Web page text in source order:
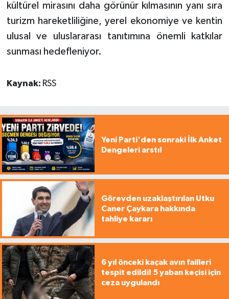
kültürel mirasını daha görünür kılmasının yanı sıra
turizm hareketliliğine, yerel ekonomiye ve kentin
ulusal ve uluslararası tanıtımına önemli katkılar
sunması hedefleniyor.
Kaynak: RSS
Yeni Parti'den sonraki İlk Anket
Dengeleri arstı!
Görevden uzaklaştırılan Utku
Caner Çaykara hakkında
tahliye kararı
6 yıl önceki kaçak avın failleri
tespit edildi! 5 yaban keçisi için
ceza uygulandı